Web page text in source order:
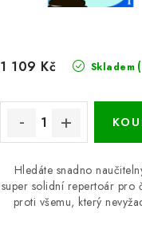
Skladem
1 109 Kč
Hledáte snadno
super solidní repertoár pro
proti všemu, který